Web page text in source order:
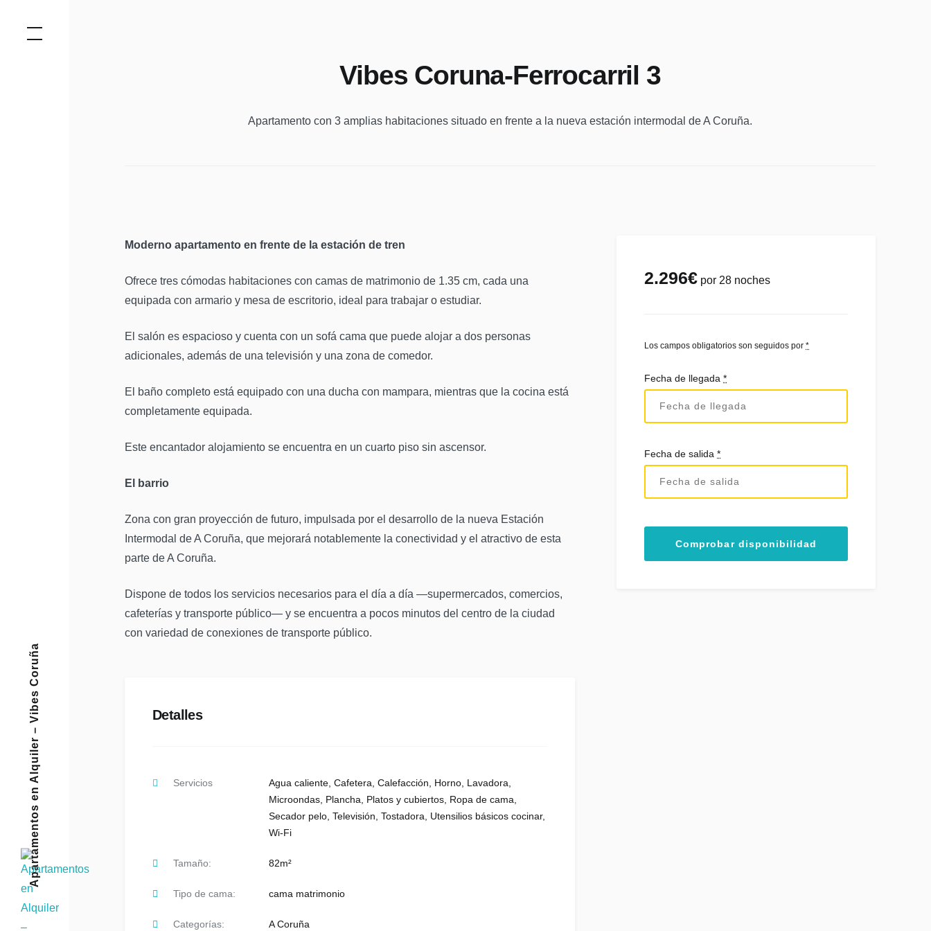
Apartamentos en Alquiler – Vibes Coruña
Vibes Coruna-Ferrocarril 3
Apartamento con 3 amplias habitaciones situado en frente a la nueva estación intermodal de A Coruña.
Moderno apartamento en frente de la estación de tren
Ofrece tres cómodas habitaciones con camas de matrimonio de 1.35 cm, cada una
equipada con armario y mesa de escritorio, ideal para trabajar o estudiar.
El salón es espacioso y cuenta con un sofá cama que puede alojar a dos personas
adicionales, además de una televisión y una zona de comedor.
El baño completo está equipado con una ducha con mampara, mientras que la cocina está
completamente equipada.
Este encantador alojamiento se encuentra en un cuarto piso sin ascensor.
El barrio
Zona con gran proyección de futuro, impulsada por el desarrollo de la nueva Estación
Intermodal de A Coruña, que mejorará notablemente la conectividad y el atractivo de esta
parte de A Coruña.
Dispone de todos los servicios necesarios para el día a día —supermercados, comercios,
cafeterías y transporte público— y se encuentra a pocos minutos del centro de la ciudad
con variedad de conexiones de transporte público.
Detalles
Servicios Agua caliente Cafetera Calefacción Horno Lavadora
Microondas Plancha Platos y cubiertos Ropa de cama
Secador pelo Televisión Tostadora Utensilios básicos cocinar,
Wi-Fi
Tamaño: 82m²
Tipo de cama: cama matrimonio
Categorías: A Coruña
2.296€ por 28 noches
Los campos obligatorios son seguidos por*
Fecha de llegada*
Fecha de salida*